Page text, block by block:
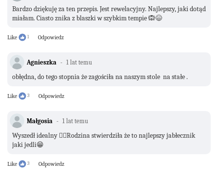
Bardzo dziękuję za ten przepis. Jest rewelacyjny. Najlepszy, jaki dotąd
miałam. Ciasto znika z blaszki w szybkim tempie 🙉😄
Like 1 Odpowiedz
Agnieszka 1 lat temu
obłędna, do tego stopnia że zagościła na naszym stole na stałe .
Like 3 Odpowiedz
Małgosia 1 lat temu
Wyszedł idealny 👌🏻Rodzina stwierdziła że to najlepszy jabłecznik
jaki jedli😁
Like 3 Odpowiedz